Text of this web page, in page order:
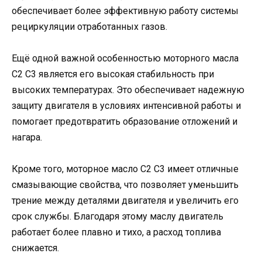
обеспечивает более эффективную работу системы
рециркуляции отработанных газов.
Ещё одной важной особенностью моторного масла
C2 C3 является его высокая стабильность при
высоких температурах. Это обеспечивает надежную
защиту двигателя в условиях интенсивной работы и
помогает предотвратить образование отложений и
нагара.
Кроме того, моторное масло C2 C3 имеет отличные
смазывающие свойства, что позволяет уменьшить
трение между деталями двигателя и увеличить его
срок службы. Благодаря этому маслу двигатель
работает более плавно и тихо, а расход топлива
снижается.